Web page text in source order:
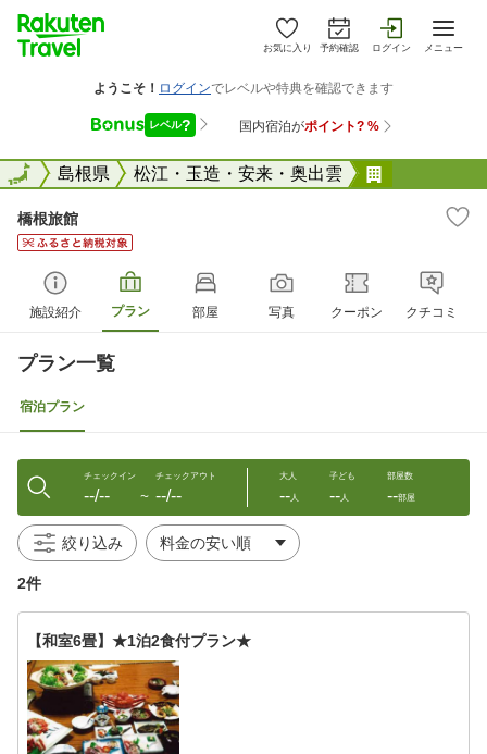
お気に入り 予約確認 ログイン メニュー
全国島根県 松江・玉造・安来・奥出雲
全国
橋根旅館
施設紹介 プラン 部屋 写真 クーポン クチコミ
プラン一覧
宿泊プラン
チェックイン
--/-- 〜
チェックアウト
--/--
大人
--人
子ども
--人
部屋数
--部屋
絞り込み
2件
【和室6畳】★1泊2食付プラン★